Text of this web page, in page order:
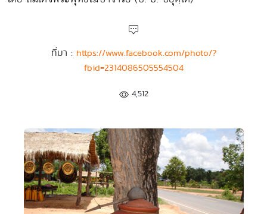
ที่มา : https://www.facebook.com/photo/?
fbid=2314086505554504
4,512